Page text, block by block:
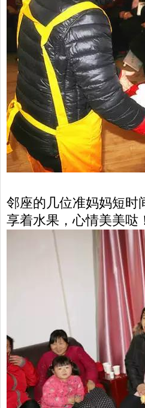
邻座的几位准妈妈短时
享着水果，心情美美哒